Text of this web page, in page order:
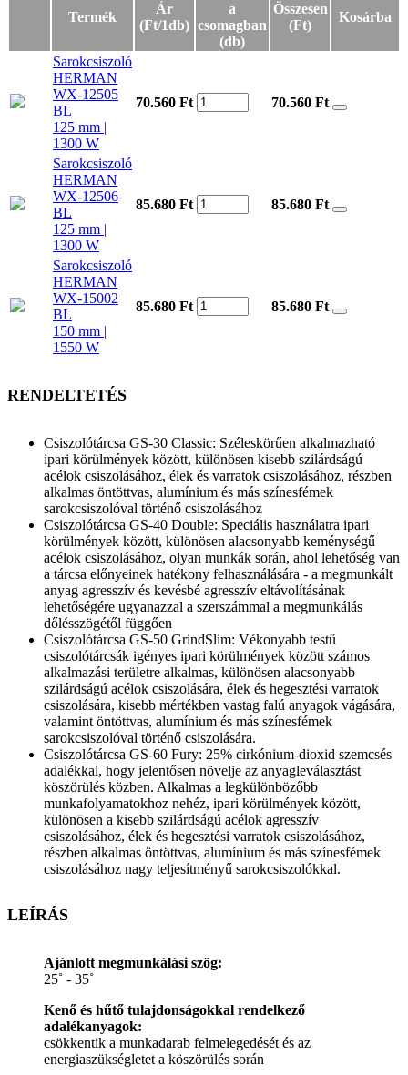
Termék
Ár
(Ft/1db)
a
csomagban
(db)
Összesen
(Ft)
Kosárba
Sarokcsiszoló
HERMAN
WX-12505
BL
125 mm |
1300 W
70.560 Ft 70.560 Ft
Sarokcsiszoló
HERMAN
WX-12506
BL
125 mm |
1300 W
85.680 Ft 85.680 Ft
Sarokcsiszoló
HERMAN
WX-15002
BL
150 mm |
1550 W
85.680 Ft 85.680 Ft
RENDELTETÉS
Csiszolótárcsa GS-30 Classic: Széleskörűen alkalmazható
ipari körülmények között, különösen kisebb szilárdságú
acélok csiszolásához, élek és varratok csiszolásához, részben
alkalmas öntöttvas, alumínium és más színesfémek
sarokcsiszolóval történő csiszolásához
Csiszolótárcsa GS-40 Double: Speciális használatra ipari
körülmények között, különösen alacsonyabb keménységű
acélok csiszolásához, olyan munkák során, ahol lehetőség van
a tárcsa előnyeinek hatékony felhasználására - a megmunkált
anyag agresszív és kevésbé agresszív eltávolításának
lehetőségére ugyanazzal a szerszámmal a megmunkálás
dőlésszögétől függően
Csiszolótárcsa GS-50 GrindSlim: Vékonyabb testű
csiszolótárcsák igényes ipari körülmények között számos
alkalmazási területre alkalmas, különösen alacsonyabb
szilárdságú acélok csiszolására, élek és hegesztési varratok
csiszolására, kisebb mértékben vastag falú anyagok vágására,
valamint öntöttvas, alumínium és más színesfémek
sarokcsiszolóval történő csiszolására.
Csiszolótárcsa GS-60 Fury: 25% cirkónium-dioxid szemcsés
adalékkal, hogy jelentősen növelje az anyagleválasztást
köszörülés közben. Alkalmas a legkülönbözőbb
munkafolyamatokhoz nehéz, ipari körülmények között,
különösen a kisebb szilárdságú acélok agresszív
csiszolásához, élek és hegesztési varratok csiszolásához,
részben alkalmas öntöttvas, alumínium és más színesfémek
csiszolásához nagy teljesítményű sarokcsiszolókkal.
LEÍRÁS
Ajánlott megmunkálási szög:
25˚ - 35˚
Kenő és hűtő tulajdonságokkal rendelkező
adalékanyagok:
csökkentik a munkadarab felmelegedését és az
energiaszükségletet a köszörülés során